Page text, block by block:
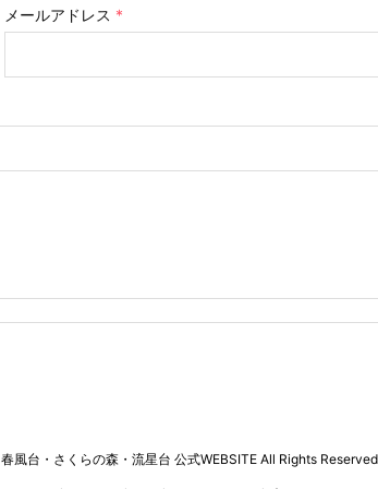
メールアドレス *
春風台・さくらの森・流星台 公式WEBSITEAll Rights